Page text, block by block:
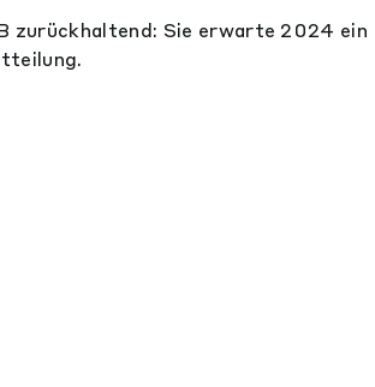
zurückhaltend: Sie erwarte 2024